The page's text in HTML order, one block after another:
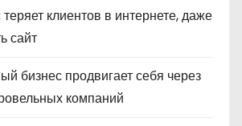
клиентов в интернете, даже
сайт
бизнес продвигает себя через
компаний